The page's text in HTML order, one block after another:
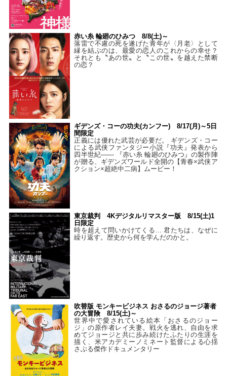
赤い糸 輪廻のひみつ 8/8(土)～
落雷で不慮の死を遂げた青年が〈月老〉として
縁を結ぶのは、最愛の恋人のこれからの幸せ？
それとも〝あの世〟と〝この世〟を越えた禁断
の恋？
ギデンズ・コーの功夫(カンフー) 8/17(月)～5日
間限定
正義には優れた武芸が必要だ。 ギデンズ・コー
による武侠ファンタジー小説『功夫』発表から
四半世紀―― 『赤い糸 輪廻のひみつ』の製作陣
が贈る、ギデンズワールド全開の【青春×武侠ア
クション×超絶中二病】ムービー！
東京裁判 4Kデジタルリマスター版 8/15(土)1
日限定
時を超えて問いかけてくる… 君たちは、なぜに
繰り返す。歴史から何を学んだのかと。
吹替版 モンキービジネス おさるのジョージ著者
の大冒険 8/15(土)～
世界中で愛されている絵本「おさるのジョー
ジ」の原作者レイ夫妻。戦火を逃れ、自由を求
めてジョージと共に歩み続けたふたりの生涯を
描く、米アカデミーノミネート監督による心揺
さぶる傑作ドキュメンタリー